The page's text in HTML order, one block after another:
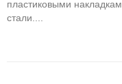
пластиковыми
стали....